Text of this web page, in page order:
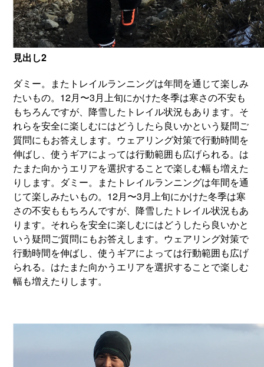
見出し2
ダミー。またトレイルランニングは年間を通じて楽しみ
たいもの。12月〜3月上旬にかけた冬季は寒さの不安も
もちろんですが、降雪したトレイル状況もあります。そ
れらを安全に楽しむにはどうしたら良いかという疑問ご
質問にもお答えします。ウェアリング対策で行動時間を
伸ばし、使うギアによっては行動範囲も広げられる。は
たまた向かうエリアを選択することで楽しむ幅も増えた
りします。ダミー。またトレイルランニングは年間を通
じて楽しみたいもの。12月〜3月上旬にかけた冬季は寒
さの不安ももちろんですが、降雪したトレイル状況もあ
ります。それらを安全に楽しむにはどうしたら良いかと
いう疑問ご質問にもお答えします。ウェアリング対策で
行動時間を伸ばし、使うギアによっては行動範囲も広げ
られる。はたまた向かうエリアを選択することで楽しむ
幅も増えたりします。